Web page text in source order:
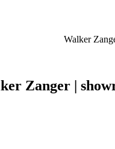
Walker
Zanger |